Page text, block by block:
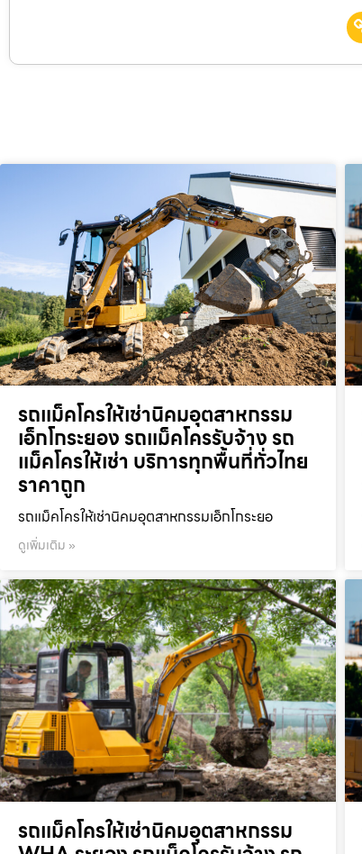
รถแม็คโครให้เช่านิคมอุตสาหกรรม
เอ็กโกระยอง รถแม็คโครรับจ้าง รถ
แม็คโครให้เช่า บริการทุกพื้นที่ทั่วไทย
ราคาถูก
รถแม็คโครให้เช่านิคมอุตสาหกรรมเอ็กโกระยอ
ดูเพิ่มเติม »
รถแม็คโครให้เช่านิคมอุตสาหกรรม